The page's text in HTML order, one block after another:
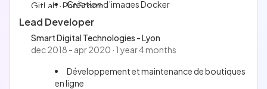
Création d’images Docker
Création des scripts de déploiement Gitlab CI
Maintenance d’une architecture Cloud sur GCP
Maintenance d’un serveur Gitlab sur OVH Cloud
GitLab · PhpStorm
Lead Developer
Smart Digital Technologies - Lyon
dec 2018 - apr 2020 · 1 year 4 months
Développement et maintenance de boutiques
en ligne